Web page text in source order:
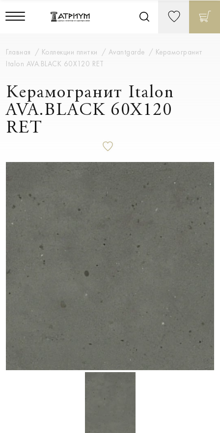
Главная Коллекции плитки Avantgarde
Керамогранит
Italon AVA.BLACK 60X120 RET
Керамогранит Italon
AVA.BLACK 60X120
RET